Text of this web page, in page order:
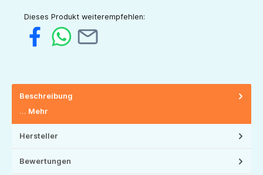
Dieses Produkt weiterempfehlen:
Beschreibung
… Mehr
Hersteller
Bewertungen